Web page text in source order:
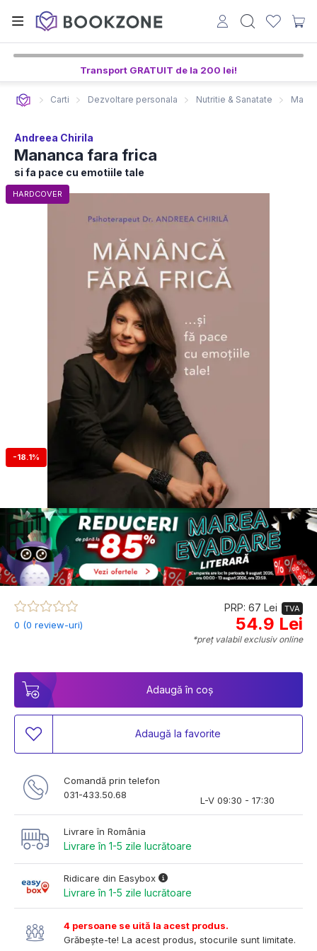
Transport GRATUIT de la 200 lei!
Carti Dezvoltare personala Nutritie & Sanatate
Andreea Chirila
Mananca fara frica
si fa pace cu emotiile tale
HARDCOVER
-18.1%
0 (0 review-uri)
PRP: 67 Lei TVA
54.9 Lei
*preț valabil exclusiv online
Adaugă în coș
Adaugă la favorite
Comandă prin telefon
031-433.50.68
L-V 09:30 - 17:30
Livrare în România
Livrare în 1-5 zile lucrătoare
Ridicare din Easybox
Livrare în 1-5 zile lucrătoare
4 persoane se uită la acest produs.
Grăbește-te! La acest produs, stocurile sunt limitate.